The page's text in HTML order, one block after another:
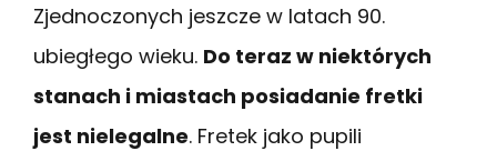
Zjednoczonych jeszcze w latach 90.
ubiegłego wieku. Do teraz w niektórych
stanach i miastach posiadanie fretki
jest nielegalne. Fretek jako pupili